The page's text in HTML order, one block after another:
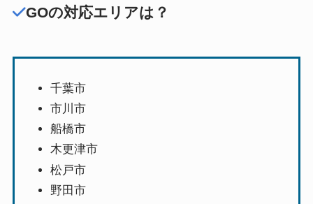
GOの対応エリアは？
千葉市
市川市
船橋市
木更津市
松戸市
野田市